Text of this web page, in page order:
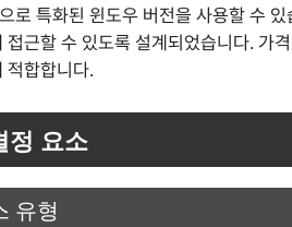
로 특화된 윈도우 버전을 사용할 수
근할 수 있도록 설계되었습니다. 가
적합합니다.
정 요소
유형